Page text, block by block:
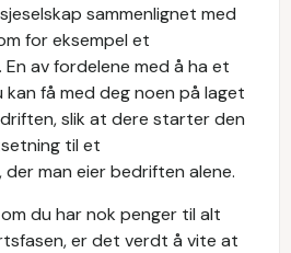
sammenlignet med
for eksempel et
av fordelene med å ha et
få med deg noen på laget
slik at dere starter den
til et
man eier bedriften alene.
du har nok penger til alt
er det verdt å vite at